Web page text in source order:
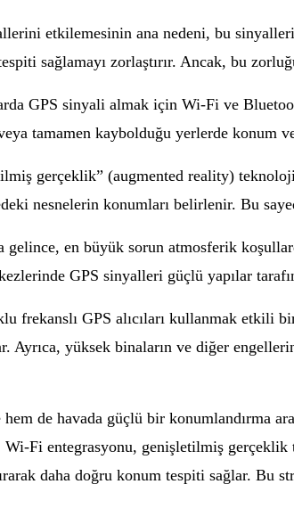
etkilemesinin ana nedeni, bu
sağlamayı zorlaştırır. Ancak, bu
GPS sinyali almak için Wi-Fi ve
tamamen kaybolduğu yerlerde konum
gerçeklik” (augmented reality)
nesnelerin konumları belirlenir. Bu
gelince, en büyük sorun atmosferik
GPS sinyalleri güçlü yapılar
frekanslı GPS alıcıları kullanmak etkili
Ayrıca, yüksek binaların ve diğer
de havada güçlü bir konumlandırma
Fi entegrasyonu, genişletilmiş gerçeklik
daha doğru konum tespiti sağlar.